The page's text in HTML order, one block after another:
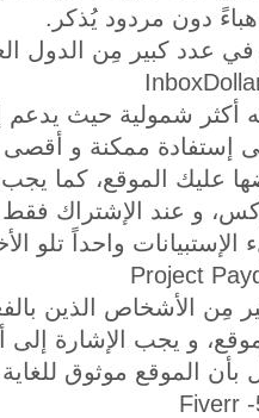
دون مردود يُذكر.
عدد كبير مِن الدول
أكثر شمولية حيث يدعم
إستفادة ممكنة و
عليك الموقع، كما يجب
و عند الإشتراك
واحداً تلو
مِن الأشخاص الذين
و يجب الإشارة
الموقع موثوق للغاية